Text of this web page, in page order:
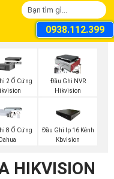
0938.112.399
2 Ổ Cứng
Đầu Ghi NVR
Hikvision
8 Ổ Cứng
Dahua
Đầu Ghi Ip 16 Kênh
Kbvision
HIKVISION